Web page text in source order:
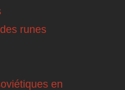
runes
en